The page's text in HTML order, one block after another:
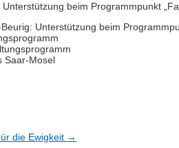
beim Programmpunkt
Unterstützung beim
Saar-Mosel
die Ewigkeit →